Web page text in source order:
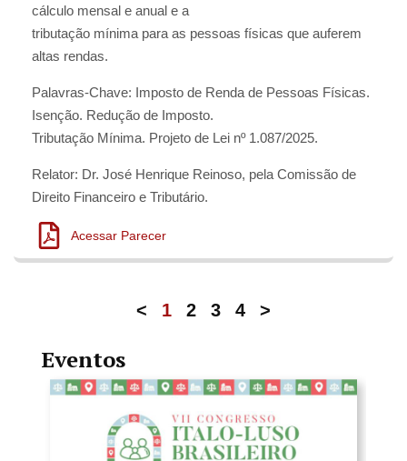
cálculo mensal e anual e a
tributação mínima para as pessoas físicas que auferem
altas rendas.
Palavras-Chave: Imposto de Renda de Pessoas Físicas.
Isenção. Redução de Imposto.
Tributação Mínima. Projeto de Lei nº 1.087/2025.
Relator: Dr. José Henrique Reinoso, pela Comissão de
Direito Financeiro e Tributário.
Acessar Parecer
< 1 2 3 4 >
Eventos